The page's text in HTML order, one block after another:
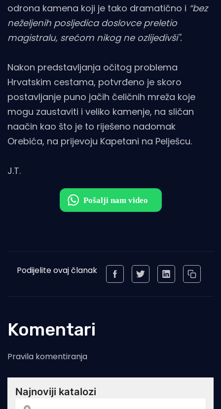
odrona kamena koji je tako dramatično i “bez
neželjenih posljedica doslovce preletio
magistralu, srećom nikog ne ozlijedivši".
Nakon predstavljanja očitog problema
Hrvatskim cestama, potvrđeno je skoro
postavljanje puno jačih čeličnih mreža koje
mogu zaustaviti i veliko kamenje, na sličan
naačin kao što je to riješeno nadomak
Orebića, na prijevoju Kapetani na Pelješcu.
J.T.
Podijelite ovaj članak
Komentari
Pravila komentiranja